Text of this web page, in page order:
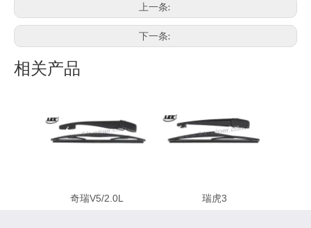
上一条:
下一条:
相关产品
奇瑞V5/2.0L 瑞虎3